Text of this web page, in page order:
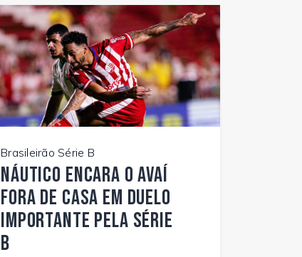
Brasileirão Série B
Náutico encara o Avaí
fora de casa em duelo
importante pela Série
B